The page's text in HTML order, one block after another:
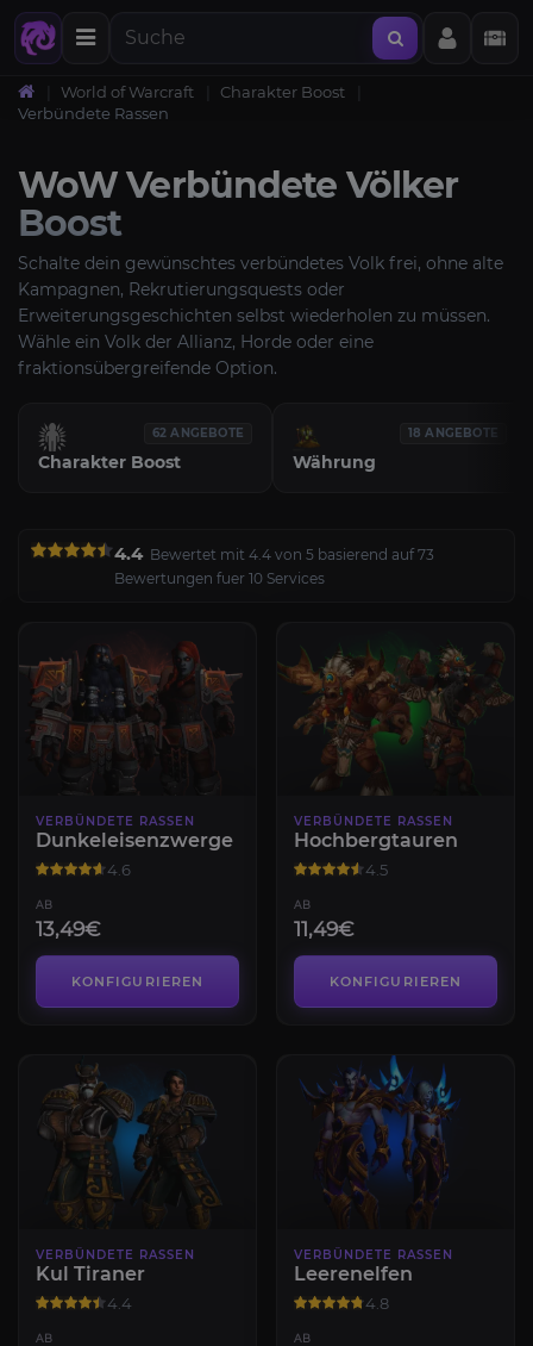
World of Warcraft
Charakter Boost
Verbündete Rassen
WoW Verbündete Völker
Boost
Schalte dein gewünschtes verbündetes Volk frei, ohne alte
Kampagnen, Rekrutierungsquests oder
Erweiterungsgeschichten selbst wiederholen zu müssen.
Wähle ein Volk der Allianz, Horde oder eine
fraktionsübergreifende Option.
62 ANGEBOTE
Charakter Boost
18 ANGEBOTE
Währung
4.4 Bewertet mit 4.4 von 5 basierend auf 73
Bewertungen fuer 10 Services
VERBÜNDETE RASSEN
Dunkeleisenzwerge
4.6
AB
13,49€
KONFIGURIEREN
VERBÜNDETE RASSEN
Hochbergtauren
4.5
AB
11,49€
KONFIGURIEREN
VERBÜNDETE RASSEN
Kul Tiraner
4.4
AB
VERBÜNDETE RASSEN
Leerenelfen
4.8
AB